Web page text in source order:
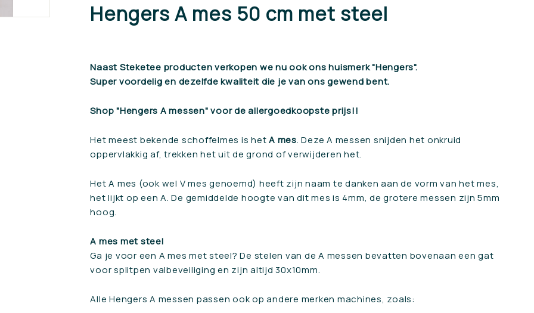
Hengers A mes 50 cm met steel
Naast Steketee producten verkopen we nu ook ons huismerk "Hengers".
Super voordelig en dezelfde kwaliteit die je van ons gewend bent.
Shop "Hengers A messen" voor de allergoedkoopste prijs!!
Het meest bekende schoffelmes is hetA mes. Deze A messen snijden het onkruid
oppervlakkig af, trekken het uit de grond of verwijderen het.
Het A mes (ook wel V mes genoemd) heeft zijn naam te danken aan de vorm van het mes,
het lijkt op een A. De gemiddelde hoogte van dit mes is 4mm, de grotere messen zijn 5mm
hoog.
A mes met steel
Ga je voor een A mes met steel? De stelen van de A messen bevatten bovenaan een gat
voor splitpen valbeveiliging en zijn altijd 30x10mm.
Alle Hengers A messen passen ook op andere merken machines, zoals: